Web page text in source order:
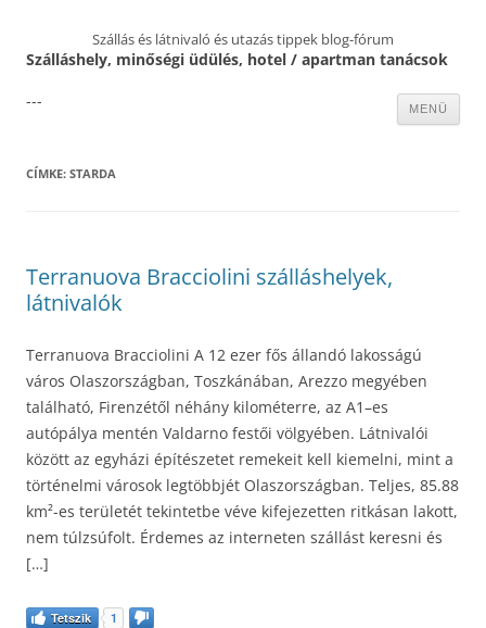
Szállás és látnivaló és utazás tippek blog-fórum
Szálláshely, minőségi üdülés, hotel / apartman tanácsok
MENÜ
---
CÍMKE: STARDA
Terranuova Bracciolini szálláshelyek,
látnivalók
Terranuova Bracciolini A 12 ezer fős állandó lakosságú
város Olaszországban, Toszkánában, Arezzo megyében
található, Firenzétől néhány kilométerre, az A1–es
autópálya mentén Valdarno festői völgyében. Látnivalói
között az egyházi építészetet remekeit kell kiemelni, mint a
történelmi városok legtöbbjét Olaszországban. Teljes, 85.88
km²-es területét tekintetbe véve kifejezetten ritkásan lakott,
nem túlzsúfolt. Érdemes az interneten szállást keresni és
[…]
Tetszik 1